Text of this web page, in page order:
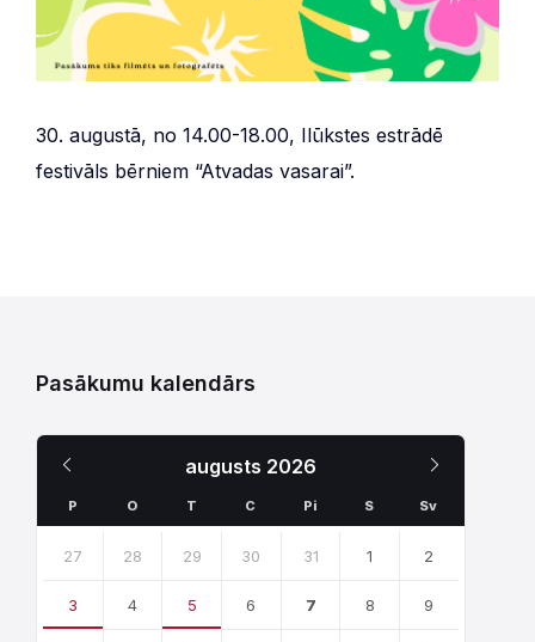
30. augustā, no 14.00-18.00, Ilūkstes estrādē
festivāls bērniem “Atvadas vasarai”.
Pasākumu kalendārs
augusts 2026
Mēnesis
P O T C Pi S Sv
calendar
27 28 29 30 31 1 2
3 4 5 6 7 8 9